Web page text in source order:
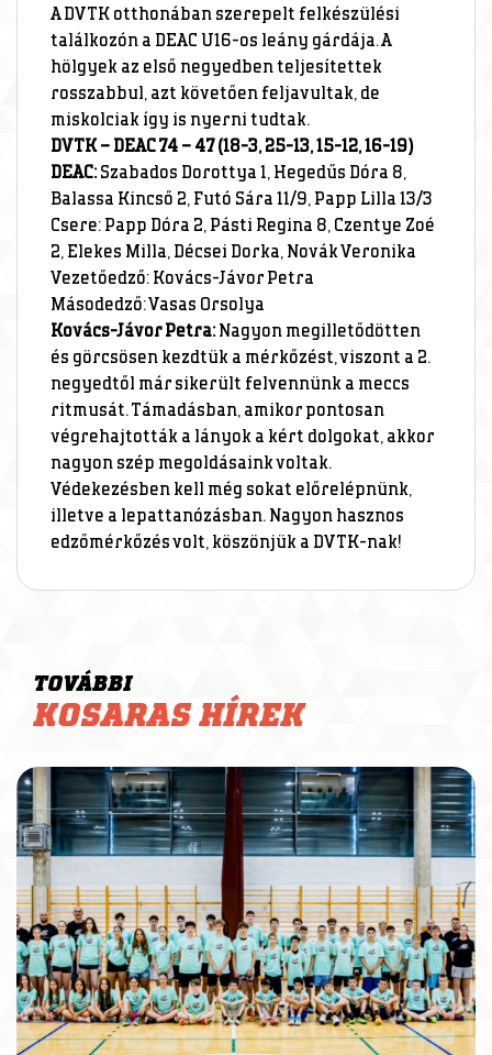
A DVTK otthonában szerepelt felkészülési
találkozón a DEAC U16-os leány gárdája. A
hölgyek az első negyedben teljesítettek
rosszabbul, azt követően feljavultak, de
miskolciak így is nyerni tudtak.
DVTK – DEAC 74 – 47 (18-3, 25-13, 15-12, 16-19)
DEAC:Szabados Dorottya 1, Hegedűs Dóra 8,
Balassa Kincső 2, Futó Sára 11/9, Papp Lilla 13/3
Csere: Papp Dóra 2, Pásti Regina 8, Czentye Zoé
2, Elekes Milla, Décsei Dorka, Novák Veronika
Vezetőedző: Kovács-Jávor Petra
Másodedző: Vasas Orsolya
Kovács-Jávor Petra:Nagyon megilletődötten
és görcsösen kezdtük a mérkőzést, viszont a 2.
negyedtől már sikerült felvennünk a meccs
ritmusát. Támadásban, amikor pontosan
végrehajtották a lányok a kért dolgokat, akkor
nagyon szép megoldásaink voltak.
Védekezésben kell még sokat előrelépnünk,
illetve a lepattanózásban. Nagyon hasznos
edzőmérkőzés volt, köszönjük a DVTK-nak!
TOVÁBBI
KOSARAS HÍREK